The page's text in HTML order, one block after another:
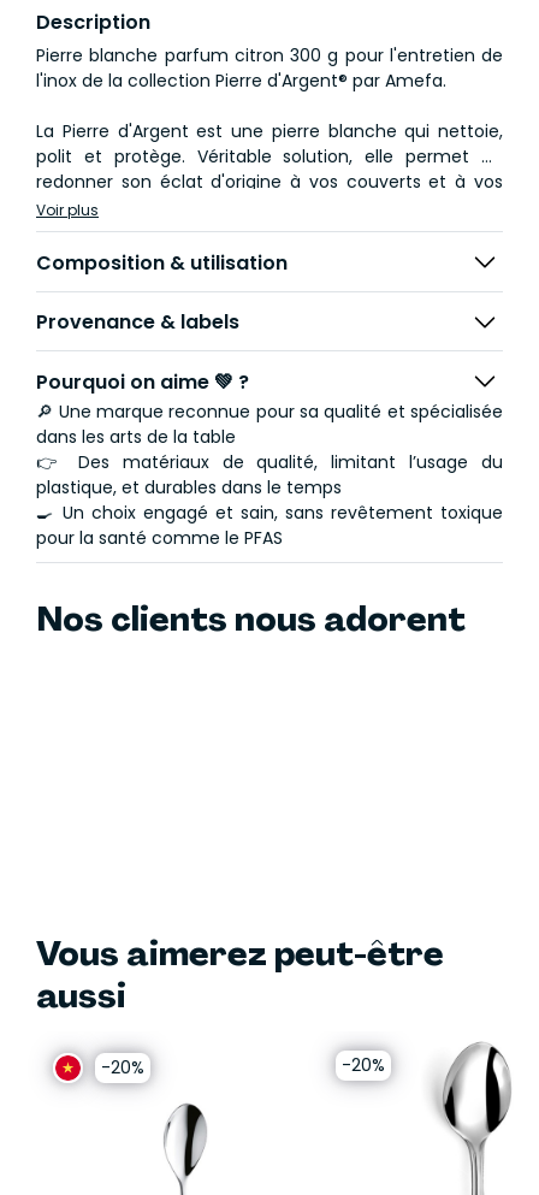
Description
Pierre blanche parfum citron 300 g pour l'entretien de
l'inox de la collection Pierre d'Argent® par Amefa.
La Pierre d'Argent est une pierre blanche qui nettoie,
polit et protège. Véritable solution, elle permet de
redonner son éclat d'origine à vos couverts et à vos
ustensiles de cuisson. Elle est particulièrement idéale
pour faire briller inox et argenterie, ôter les traces de
rouilles qui peuvent apparaître en milieu humide et
sans les inconvénients des produits détergents.
Certifiée Ecocert par LACO, Pierre d'Argent® a été élue
Meilleur Produit Écologique de 2023. Étant entièrement
composée de produits naturels, cette pierre
nettoyante est totalement inoffensive pour la santé et
l'environnement. Fabriquée en Alsace, c'est le choix par
excellence !
Voir plus
Composition & utilisation
Provenance & labels
Pourquoi on aime 💚 ?
🔎 Une marque reconnue pour sa qualité et spécialisée
dans les arts de la table
👉 Des matériaux de qualité, limitant l’usage du
plastique, et durables dans le temps
🍳 Un choix engagé et sain, sans revêtement toxique
pour la santé comme le PFAS
Nos clients nous adorent
Vous aimerez peut-être
aussi
-20% -20%